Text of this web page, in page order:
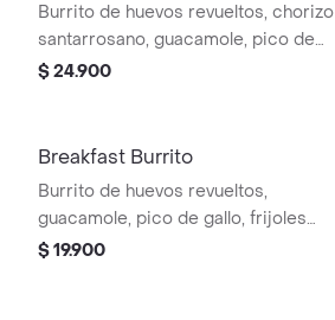
Burrito de huevos revueltos, chorizo
santarrosano, guacamole, pico de
gallo, frijoles negros, arroz achiotado,
$ 24.900
Breakfast Burrito
Burrito de huevos revueltos,
guacamole, pico de gallo, frijoles
negros, arroz achiotado, lechuga,
$ 19.900